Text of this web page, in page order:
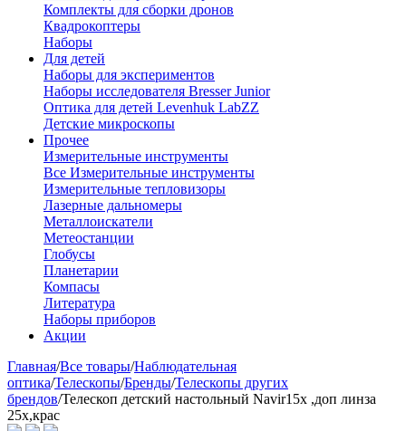
Комплекты для сборки дронов
Квадрокоптеры
Наборы
Для детей
Наборы для экспериментов
Наборы исследователя Bresser Junior
Оптика для детей Levenhuk LabZZ
Детские микроскопы
Прочее
Измерительные инструменты
Все Измерительные инструменты
Измерительные тепловизоры
Лазерные дальномеры
Металлоискатели
Метеостанции
Глобусы
Планетарии
Компасы
Литература
Наборы приборов
Акции
Главная/Все товары/Наблюдательная
оптика/Телескопы/Бренды/Телескопы других
брендов/Телескоп детский настольный Navir15x ,доп линза
25x,крас